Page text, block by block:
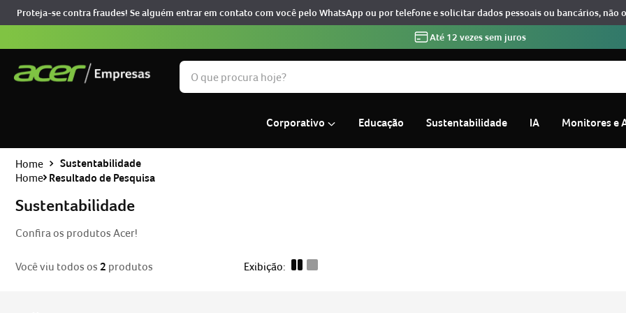
Proteja-se contra fraudes! Se alguém entrar em contato com você pelo WhatsApp ou por telefone e solicitar dados pessoais ou bancários, não
Até 12 vezes sem juros
O que procura hoje?
Corporativo Educação Sustentabilidade IA Monitores e
Sustentabilidade
Home Resultado de Pesquisa
Sustentabilidade
Confira os produtos Acer!
Você viu todos os 2 produtos